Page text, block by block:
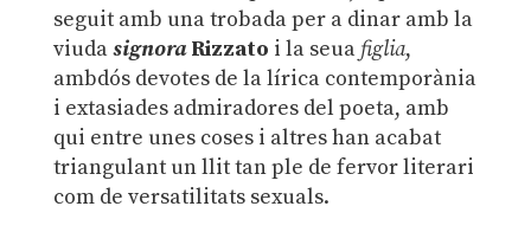
seguit amb una trobada per a dinar amb la
viudasignoraRizzato i la seua figlia,
ambdós devotes de la lírica contemporània
i extasiades admiradores del poeta, amb
qui entre unes coses i altres han acabat
triangulant un llit tan ple de fervor literari
com de versatilitats sexuals.